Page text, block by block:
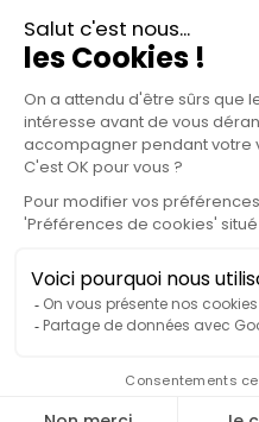
Inscrivez-vous à notre
fonctionnalités et des
© 2025 CyberFreelance.
Politique de confidentialité
Conditions d'utilisation